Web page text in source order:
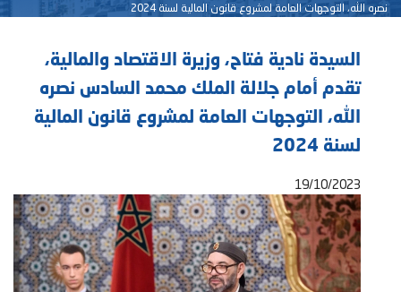
نصره الله، التوجهات العامة لمشروع قانون المالية لسنة 2024
السيدة نادية فتاح، وزيرة الاقتصاد والمالية،
تقدم أمام جلالة الملك محمد السادس نصره
الله، التوجهات العامة لمشروع قانون المالية
لسنة 2024
19/10/2023